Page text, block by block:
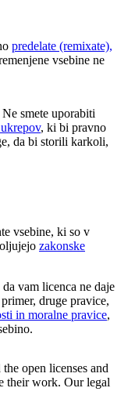
predelate (remixate),
vsebine ne
smete uporabiti
, ki bi pravno
da bi storili karkoli,
vsebine, ki so v
zakonske
vam licenca ne daje
druge pravice,
in moralne pravice,
open licenses and
their work. Our legal